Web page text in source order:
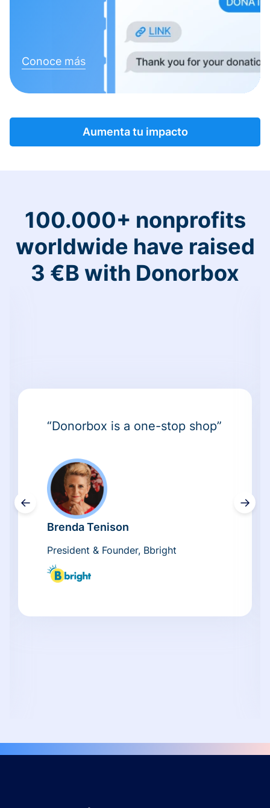
Conoce más
Aumenta tu impacto
100.000+ nonprofits
worldwide have raised
3 €B with Donorbox
←
“Donorbox is a one-stop shop”
Brenda Tenison
President & Founder, Bbright
→